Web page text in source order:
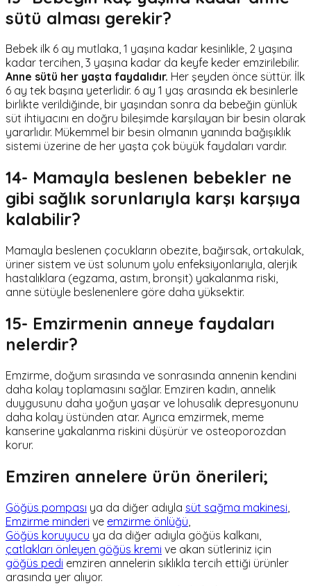
sütü alması gerekir?
Bebek ilk 6 ay mutlaka, 1 yaşına kadar kesinlikle, 2 yaşına
kadar tercihen, 3 yaşına kadar da keyfe keder emzirilebilir.
Anne sütü her yaşta faydalıdır. Her şeyden önce süttür. İlk
6 ay tek başına yeterlidir. 6 ay 1 yaş arasında ek besinlerle
birlikte verildiğinde, bir yaşından sonra da bebeğin günlük
süt ihtiyacını en doğru bileşimde karşılayan bir besin olarak
yararlıdır. Mükemmel bir besin olmanın yanında bağışıklık
sistemi üzerine de her yaşta çok büyük faydaları vardır.
14- Mamayla beslenen bebekler ne
gibi sağlık sorunlarıyla karşı karşıya
kalabilir?
Mamayla beslenen çocukların obezite, bağırsak, ortakulak,
üriner sistem ve üst solunum yolu enfeksiyonlarıyla, alerjik
hastalıklara (egzama, astım, bronşit) yakalanma riski,
anne sütüyle beslenenlere göre daha yüksektir.
15- Emzirmenin anneye faydaları
nelerdir?
Emzirme, doğum sırasında ve sonrasında annenin kendini
daha kolay toplamasını sağlar. Emziren kadın, annelik
duygusunu daha yoğun yaşar ve lohusalık depresyonunu
daha kolay üstünden atar. Ayrıca emzirmek, meme
kanserine yakalanma riskini düşürür ve osteoporozdan
korur.
Emziren annelere ürün önerileri;
Göğüs pompası ya da diğer adıyla süt sağma makinesi
Emzirme minderi ve emzirme önlüğü
Göğüs koruyucu ya da diğer adıyla göğüs kalkanı,
çatlakları önleyen göğüs kremi ve akan sütleriniz için
göğüs pedi emziren annelerin sıklıkla tercih ettiği ürünler
arasında yer alıyor.